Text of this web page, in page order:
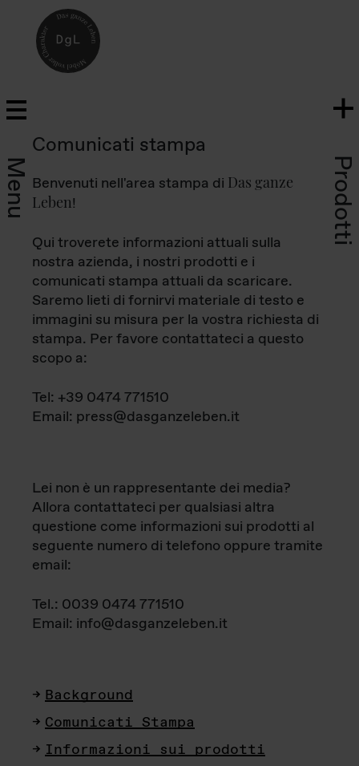
Menu Prodotti
Comunicati stampa
Benvenuti nell'area stampa di Das ganze
Leben!
Qui troverete informazioni attuali sulla
nostra azienda, i nostri prodotti e i
comunicati stampa attuali da scaricare.
Saremo lieti di fornirvi materiale di testo e
immagini su misura per la vostra richiesta di
stampa. Per favore contattateci a questo
scopo a:
Tel: +39 0474 771510
Email: press@dasganzeleben.it
Lei non è un rappresentante dei media?
Allora contattateci per qualsiasi altra
questione come informazioni sui prodotti al
seguente numero di telefono oppure tramite
email:
Tel.: 0039 0474 771510
Email: info@dasganzeleben.it
Background
Comunicati Stampa
Informazioni sui prodotti